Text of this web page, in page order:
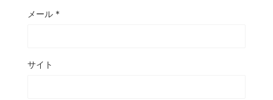
メール *
サイト